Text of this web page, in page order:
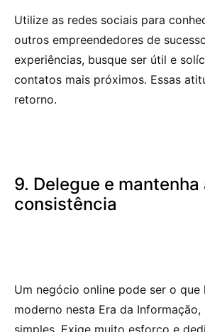
Utilize as redes sociais para
outros empreendedores de
experiências, busque ser útil e
contatos mais próximos. Essas
retorno.
9. Delegue e mantenha
consistência
Um negócio online pode ser o que
moderno nesta Era da Informação,
simples. Exige muito esforço e